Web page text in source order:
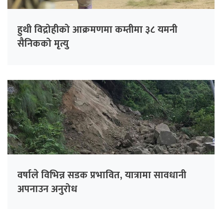
हुथी विद्रोहीको आक्रमणमा कम्तीमा ३८ यमनी
सैनिकको मृत्यु
वर्षाले विभिन्न सडक प्रभावित, यात्रामा सावधानी
अपनाउन अनुरोध